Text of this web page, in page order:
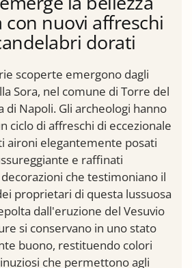
con nuovi affreschi
dorati
scoperte emergono dagli
Sora, nel comune di Torre del
di Napoli. Gli archeologi hanno
ciclo di affreschi di eccezionale
aironi elegantemente posati
e raffinati
che testimoniano il
proprietari di questa lussuosa
dall'eruzione del Vesuvio
si conservano in uno stato
buono, restituendo colori
che permettono agli